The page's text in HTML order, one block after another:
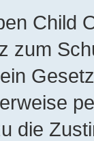
Child
zum
die